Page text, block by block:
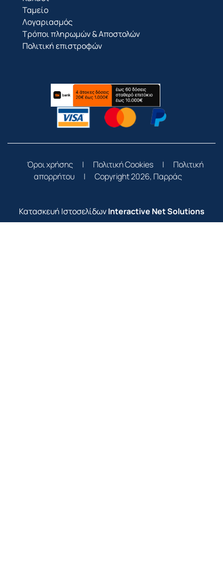
Ταμείο
Λογαριασμός
Τρόποι πληρωμών & Αποστολών
Πολιτική επιστροφών
Όροι χρήσης | Πολιτική Cookies |
Πολιτική
απορρήτου
| Copyright 2026, Παρράς
Κατασκευή ΙστοσελίδωνInteractive Net Solutions